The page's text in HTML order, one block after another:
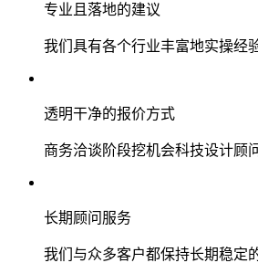
专业且落地的建议
我们具有各个行业丰富地实操经
透明干净的报价方式
商务洽谈阶段挖机会科技设计顾
长期顾问服务
我们与众多客户都保持长期稳定